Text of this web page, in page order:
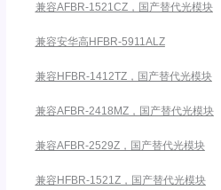
兼容AFBR-1521CZ，国产替代光模块
兼容安华高HFBR-5911ALZ
兼容HFBR-1412TZ，国产替代光模块
兼容AFBR-2418MZ，国产替代光模块
兼容AFBR-2529Z，国产替代光模块
兼容HFBR-1521Z，国产替代光模块